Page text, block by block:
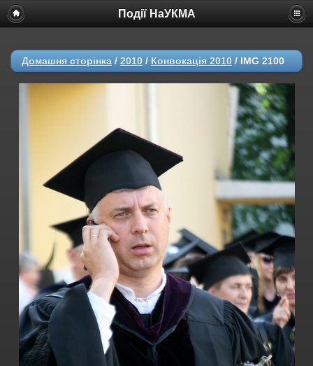
Події НаУКМА
Домашня сторінка / 2010 / Конвокація 2010 / IMG 2100